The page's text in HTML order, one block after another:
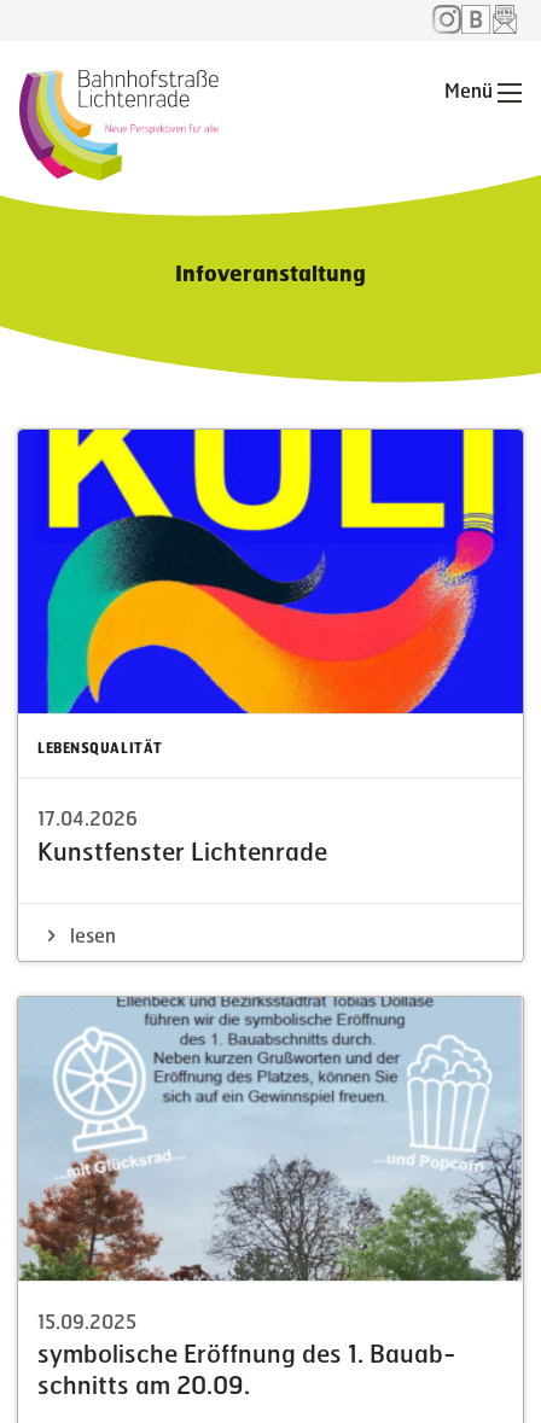
Menü
Infoveranstaltung
LEBENSQUALITÄT
17.04.2026
Kunst­fenster Lichtenrade
lesen
15.09.2025
symbo­lische Eröffnung des 1. Bauab­
schnitts am 20.09.